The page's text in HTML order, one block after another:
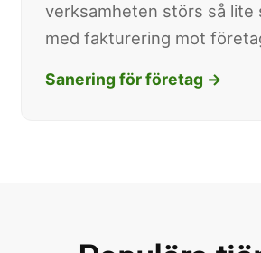
verksamheten störs så lite
med fakturering mot
Sanering för företag →